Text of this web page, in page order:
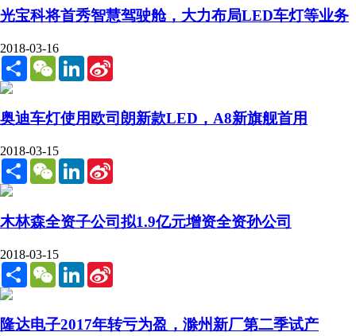
光宝科将首秀智慧驾驶舱，大力布局LED车灯等业务
2018-03-16
Share WeChatLinkedIn
奥迪车灯使用欧司朗新款LED，A8新旗舰首用
2018-03-15
Share WeChatLinkedIn
木林森全资子公司拟1.9亿元增资全资孙公司
2018-03-15
Share WeChatLinkedIn
隆达电子2017年转亏为盈，滁州新厂第二季试产